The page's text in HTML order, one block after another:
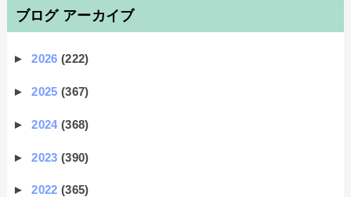
ブログ アーカイブ
►2026(222)
►2025(367)
►2024(368)
►2023(390)
►2022(365)